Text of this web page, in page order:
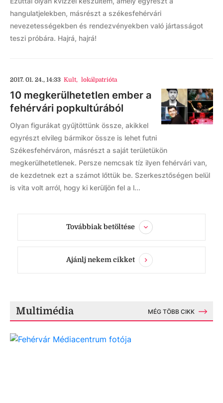
hangulatjelekben, másrészt a székesfehérvári
nevezetességekben és rendezvényekben való jártasságot
teszi próbára. Hajrá, hajrá!
2017. 01. 24., 14:33 Kult, lokálpatrióta
10 megkerülhetetlen ember a
fehérvári popkultúrából
Olyan figurákat gyűjtöttünk össze, akikkel
egyrészt elvileg bármikor össze is lehet futni
Székesfehérváron, másrészt a saját területükön
megkerülhetetlenek. Persze nemcsak tíz ilyen fehérvári van,
de kezdetnek ezt a számot lőttük be. Szerkesztőségen belül
is vita volt arról, hogy ki kerüljön fel a l...
Továbbiak betöltése
Ajánlj nekem cikket
Multimédia MÉG TÖBB CIKK